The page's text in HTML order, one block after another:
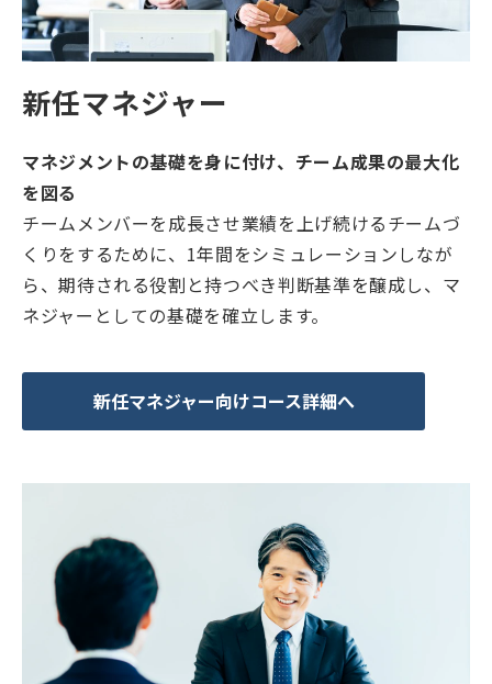
新任マネジャー
マネジメントの基礎を身に付け、チーム成果の最大化
を図る
チームメンバーを成長させ業績を上げ続けるチームづ
くりをするために、1年間をシミュレーションしなが
ら、期待される役割と持つべき判断基準を醸成し、マ
ネジャーとしての基礎を確立します。
新任マネジャー向けコース詳細へ